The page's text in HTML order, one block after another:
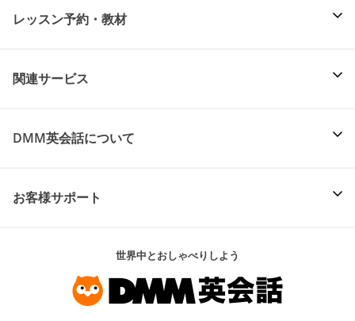
レッスン予約・教材
関連サービス
DMM英会話について
お客様サポート
世界中とおしゃべりしよう